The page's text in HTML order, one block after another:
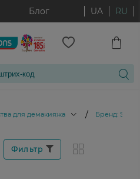
Блог UA RU
для демакияжа / Бренд: SVR
Фильтр